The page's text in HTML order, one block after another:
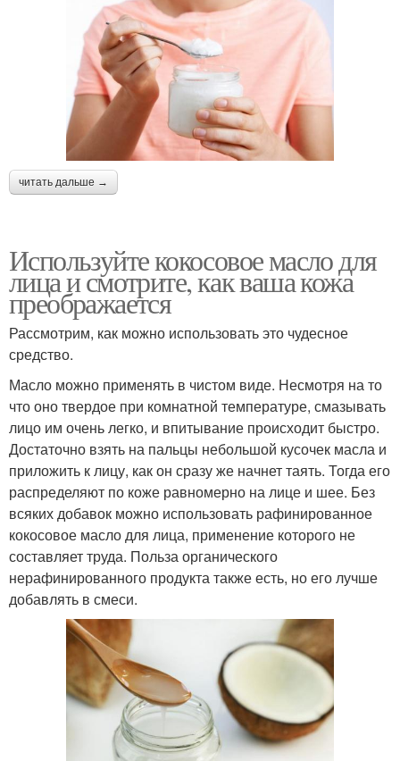
читать дальше →
Используйте кокосовое масло для
лица и смотрите, как ваша кожа
преображается
Рассмотрим, как можно использовать это чудесное
средство.
Масло можно применять в чистом виде. Несмотря на то
что оно твердое при комнатной температуре, смазывать
лицо им очень легко, и впитывание происходит быстро.
Достаточно взять на пальцы небольшой кусочек масла и
приложить к лицу, как он сразу же начнет таять. Тогда его
распределяют по коже равномерно на лице и шее. Без
всяких добавок можно использовать рафинированное
кокосовое масло для лица, применение которого не
составляет труда. Польза органического
нерафинированного продукта также есть, но его лучше
добавлять в смеси.